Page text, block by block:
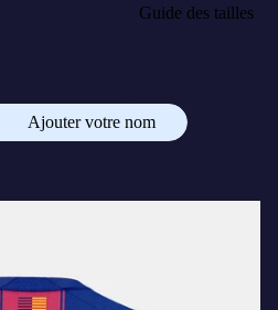
Guide des tailles
Ajouter votre nom